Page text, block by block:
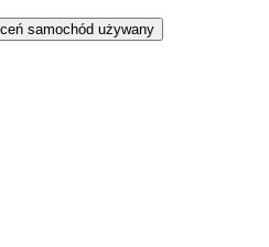
samochód używany